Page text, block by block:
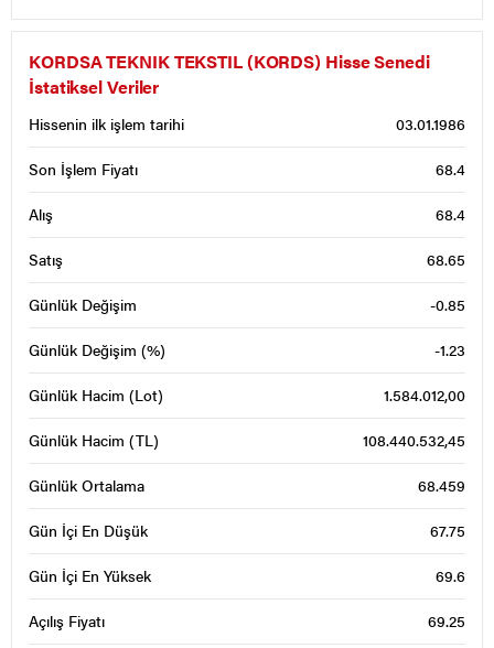
KORDSA TEKNIK TEKSTIL (KORDS) Hisse Senedi
İstatiksel Veriler
Hissenin ilk işlem tarihi 03.01.1986
Son İşlem Fiyatı 68.4
Alış 68.4
Satış 68.65
Günlük Değişim -0.85
Günlük Değişim (%) -1.23
Günlük Hacim (Lot) 1.584.012,00
Günlük Hacim (TL) 108.440.532,45
Günlük Ortalama 68.459
Gün İçi En Düşük 67.75
Gün İçi En Yüksek 69.6
Açılış Fiyatı 69.25